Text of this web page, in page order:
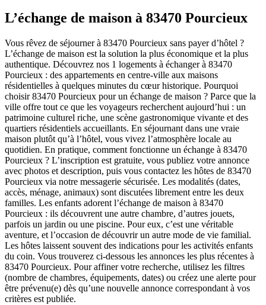
L’échange de maison à 83470 Pourcieux
Vous rêvez de séjourner à 83470 Pourcieux sans payer d’hôtel ?
L’échange de maison est la solution la plus économique et la plus
authentique. Découvrez nos 1 logements à échanger à 83470
Pourcieux : des appartements en centre-ville aux maisons
résidentielles à quelques minutes du cœur historique. Pourquoi
choisir 83470 Pourcieux pour un échange de maison ? Parce que la
ville offre tout ce que les voyageurs recherchent aujourd’hui : un
patrimoine culturel riche, une scène gastronomique vivante et des
quartiers résidentiels accueillants. En séjournant dans une vraie
maison plutôt qu’à l’hôtel, vous vivez l’atmosphère locale au
quotidien. En pratique, comment fonctionne un échange à 83470
Pourcieux ? L’inscription est gratuite, vous publiez votre annonce
avec photos et description, puis vous contactez les hôtes de 83470
Pourcieux via notre messagerie sécurisée. Les modalités (dates,
accès, ménage, animaux) sont discutées librement entre les deux
familles. Les enfants adorent l’échange de maison à 83470
Pourcieux : ils découvrent une autre chambre, d’autres jouets,
parfois un jardin ou une piscine. Pour eux, c’est une véritable
aventure, et l’occasion de découvrir un autre mode de vie familial.
Les hôtes laissent souvent des indications pour les activités enfants
du coin. Vous trouverez ci-dessous les annonces les plus récentes à
83470 Pourcieux. Pour affiner votre recherche, utilisez les filtres
(nombre de chambres, équipements, dates) ou créez une alerte pour
être prévenu(e) dès qu’une nouvelle annonce correspondant à vos
critères est publiée.